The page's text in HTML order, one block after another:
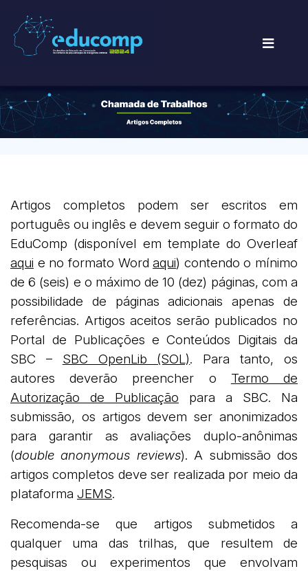
Artigos completos podem ser escritos em
português ou inglês e devem seguir o formato do
EduComp (disponível em template do Overleaf
aqui e no formato Wordaqui) contendo o mínimo
de 6 (seis) e o máximo de 10 (dez) páginas, com a
possibilidade de páginas adicionais apenas de
referências. Artigos aceitos serão publicados no
Portal de Publicações e Conteúdos Digitais da
SBC – SBC OpenLib (SOL). Para tanto, os
autores deverão preencher o Termo de
Autorização de Publicação para a SBC. Na
submissão, os artigos devem ser anonimizados
para garantir as avaliações duplo-anônimas
(double anonymous reviews). A submissão dos
artigos completos deve ser realizada por meio da
plataforma JEMS.
Recomenda-se que artigos submetidos a
qualquer uma das trilhas, que resultem de
pesquisas ou experimentos que envolvam